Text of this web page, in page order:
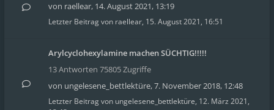
von raellear, 14. August 2021, 13:19
Letzter Beitrag von raellear, 15. August 2021, 16:51
Arylcyclohexylamine machen SÜCHTIG!!!!!
13 Antworten 75805 Zugriffe
von ungelesene_bettlektüre,7. November 2018, 12:48
Letzter Beitrag von ungelesene_bettlektüre, 12. März 2021,